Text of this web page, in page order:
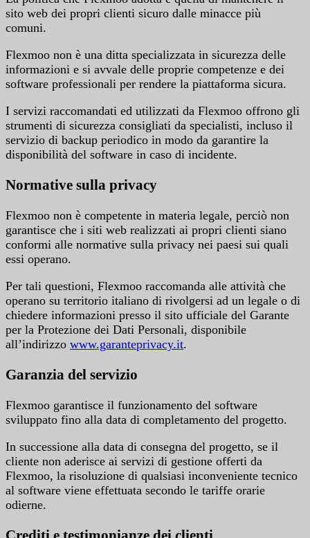
sito web dei propri clienti sicuro dalle minacce più
comuni.
Flexmoo non è una ditta specializzata in sicurezza delle
informazioni e si avvale delle proprie competenze e dei
software professionali per rendere la piattaforma sicura.
I servizi raccomandati ed utilizzati da Flexmoo offrono gli
strumenti di sicurezza consigliati da specialisti, incluso il
servizio di backup periodico in modo da garantire la
disponibilità del software in caso di incidente.
Normative sulla privacy
Flexmoo non è competente in materia legale, perciò non
garantisce che i siti web realizzati ai propri clienti siano
conformi alle normative sulla privacy nei paesi sui quali
essi operano.
Per tali questioni, Flexmoo raccomanda alle attività che
operano su territorio italiano di rivolgersi ad un legale o di
chiedere informazioni presso il sito ufficiale del Garante
per la Protezione dei Dati Personali, disponibile
all’indirizzo www.garanteprivacy.it.
Garanzia del servizio
Flexmoo garantisce il funzionamento del software
sviluppato fino alla data di completamento del progetto.
In successione alla data di consegna del progetto, se il
cliente non aderisce ai servizi di gestione offerti da
Flexmoo, la risoluzione di qualsiasi inconveniente tecnico
al software viene effettuata secondo le tariffe orarie
odierne.